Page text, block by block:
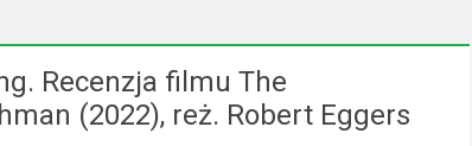
Recenzja filmu The
(2022), reż. Robert Eggers